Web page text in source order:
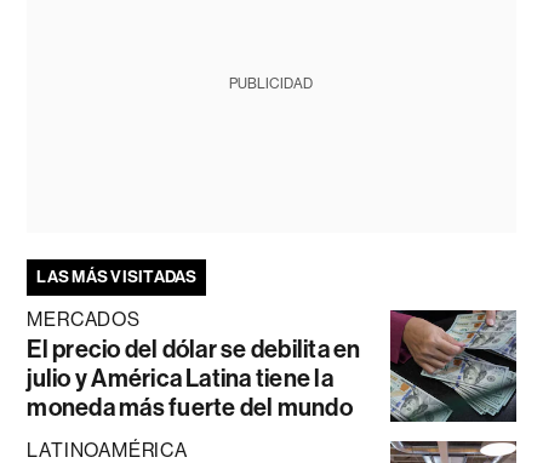
PUBLICIDAD
LAS MÁS VISITADAS
MERCADOS
El precio del dólar se debilita en
julio y América Latina tiene la
moneda más fuerte del mundo
LATINOAMÉRICA